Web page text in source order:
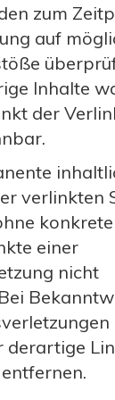
zum
auf
Inhalte
der
verlinkten
konkrete
einer
nicht
derartige